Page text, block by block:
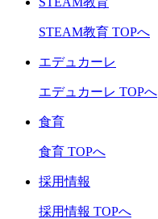
STEAM教育 TOPへ
エデュカーレ
エデュカーレ TOPへ
食育
食育 TOPへ
採用情報
採用情報 TOPへ